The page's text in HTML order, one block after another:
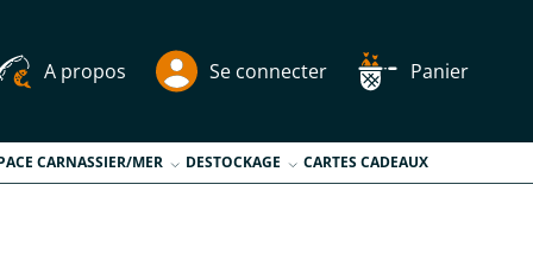
A propos Se connecter Panier
CARNASSIER/MER DESTOCKAGE CARTES CADEAUX